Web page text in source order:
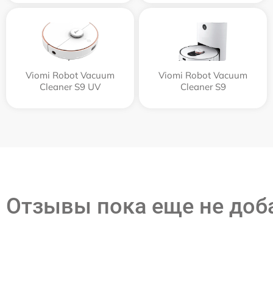
Viomi Robot Vacuum
Cleaner S9 UV
Viomi Robot Vacuum
Cleaner S9
Отзывы пока еще не